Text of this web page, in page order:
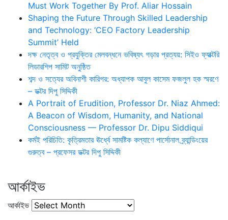
Must Work Together By Prof. Aliar Hossain
Shaping the Future Through Skilled Leadership
and Technology: ‘CEO Factory Leadership
Summit’ Held
দক্ষ নেতৃত্ব ও প্রযুক্তির মেলবন্ধনে ভবিষ্যৎ গড়ার প্রত্যয়: সিইও ফ্যাক্টরি
লিডারশিপ সামিট অনুষ্ঠিত
শব্দ ও সত্যের অবিনাশী কারিগর: অধ্যাপক আবুল কাসেম ফজলুল হক স্মরণে
– ডক্টর দিপু সিদ্দিকী
A Portrait of Erudition, Professor Dr. Niaz Ahmed:
A Beacon of Wisdom, Humanity, and National
Consciousness — Professor Dr. Dipu Siddiqui
কর্মই পরিচিতি: কৃত্রিমতার ঊর্ধ্বে সামষ্টিক কল্যাণে পার্সোনাল ব্র্যান্ডিংয়ের
গুরুত্ব – প্রফেসর ডক্টর দিপু সিদ্দিকী
আর্কাইভ
আর্কাইভ